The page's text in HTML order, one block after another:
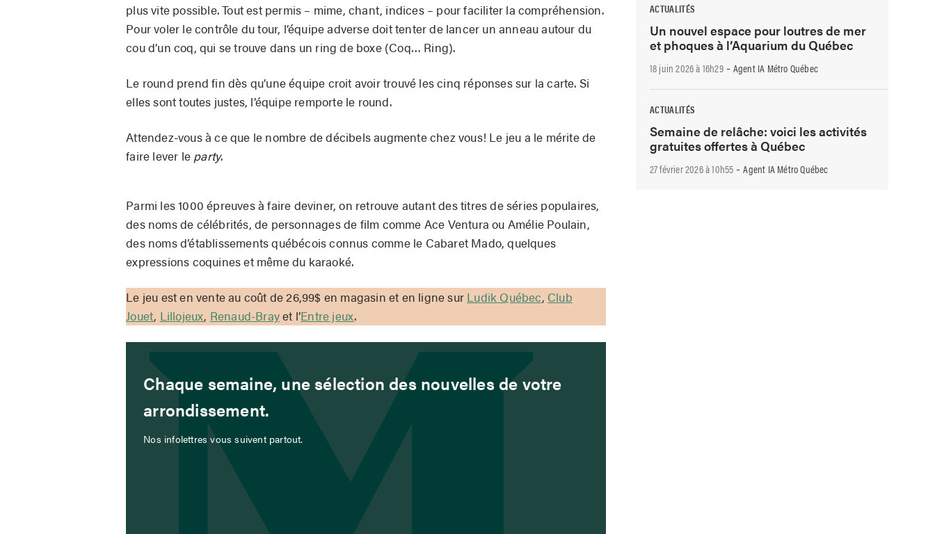
plus vite possible. Tout est permis – mime, chant, indices – pour faciliter la compréhension.
Pour voler le contrôle du tour, l’équipe adverse doit tenter de lancer un anneau autour du
cou d’un coq, qui se trouve dans un ring de boxe (Coq… Ring).
Le round prend fin dès qu’une équipe croit avoir trouvé les cinq réponses sur la carte. Si
elles sont toutes justes, l’équipe remporte le round.
Attendez-vous à ce que le nombre de décibels augmente chez vous! Le jeu a le mérite de
faire lever le party.
Parmi les 1000 épreuves à faire deviner, on retrouve autant des titres de séries populaires,
des noms de célébrités, de personnages de film comme Ace Ventura ou Amélie Poulain,
des noms d’établissements québécois connus comme le Cabaret Mado, quelques
expressions coquines et même du karaoké.
Le jeu est en vente au coût de 26,99$ en magasin et en ligne sur Ludik Québec, Club
Jouet, Lillojeux, Renaud-Brayet l’Entre jeux.
Chaque semaine, une sélection des nouvelles de votre
arrondissement.
Nos infolettres vous suivent partout.
ACTUALITÉS
Un nouvel espace pour loutres de mer
et phoques à l’Aquarium du Québec
18 juin 2026 à 16h29-Agent IA Métro Québec
ACTUALITÉS
Semaine de relâche: voici les activités
gratuites offertes à Québec
27 février 2026 à 10h55 -Agent IA Métro Québec